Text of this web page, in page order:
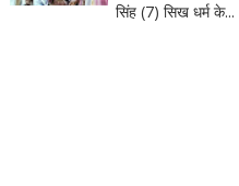
सिंह (7) सिख धर्म के...